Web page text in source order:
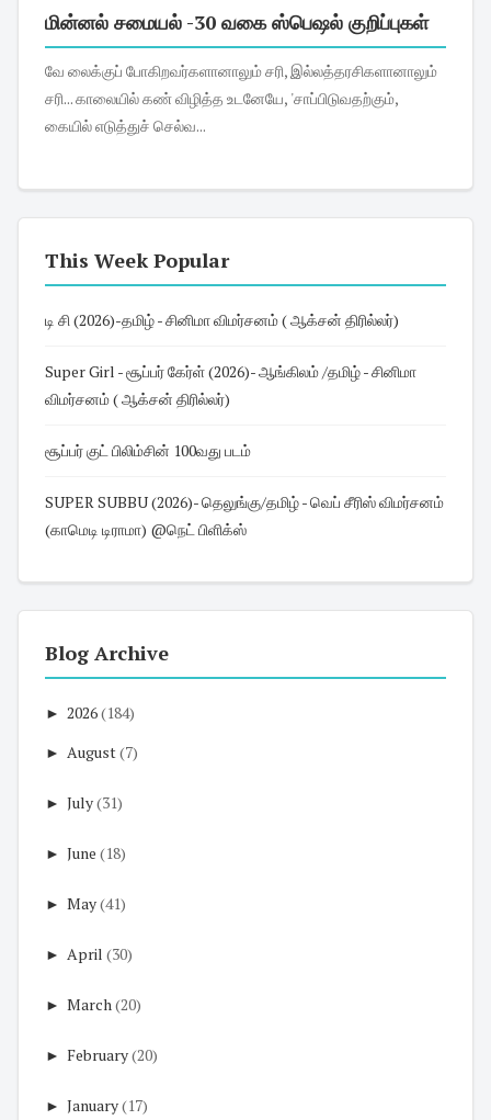
மின்னல் சமையல் -30 வகை ஸ்பெஷல் குறிப்புகள்
வே லைக்குப் போகிறவர்களானாலும் சரி, இல்லத்தரசிகளானாலும்
சரி... காலையில் கண் விழித்த உடனேயே, 'சாப்பிடுவதற்கும்,
கையில் எடுத்துச் செல்வ...
This Week Popular
டி சி (2026)-தமிழ் - சினிமா விமர்சனம் ( ஆக்சன் திரில்லர்)
Super Girl - சூப்பர் கேர்ள் (2026)- ஆங்கிலம் /தமிழ் - சினிமா
விமர்சனம் ( ஆக்சன் திரில்லர்)
சூப்பர் குட் பிலிம்சின் 100வது படம்
SUPER SUBBU (2026)- தெலுங்கு/தமிழ் - வெப் சீரிஸ் விமர்சனம்
(காமெடி டிராமா) @நெட் பிளிக்ஸ்
Blog Archive
► 2026(184)
► August(7)
► July(31)
► June (18)
► May(41)
► April (30)
► March (20)
► February(20)
► January(17)